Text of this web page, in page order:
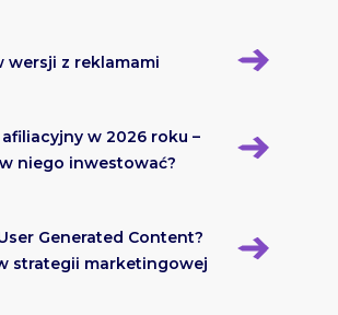
wersji z reklamami
w 2026 roku –
niego inwestować?
Generated Content?
strategii marketingowej